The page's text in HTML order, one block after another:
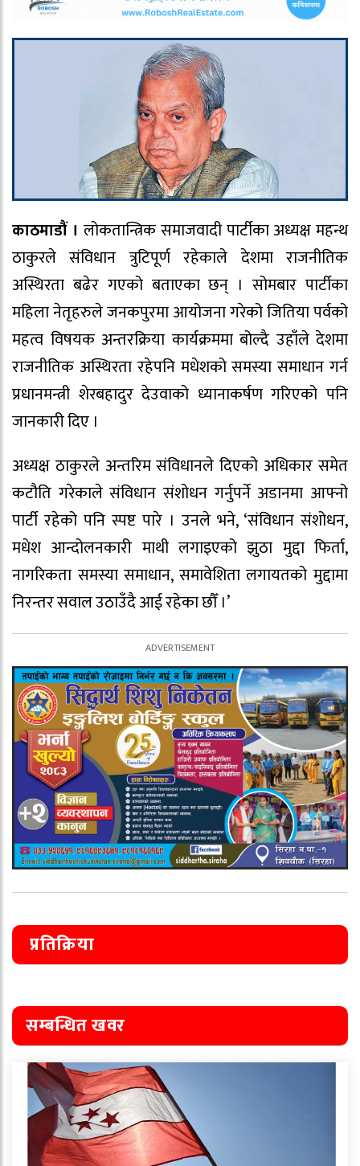
काठमाडौं ।लोकतान्त्रिक समाजवादी पार्टीका अध्यक्ष महन्थ
ठाकुरले संविधान त्रुटिपूर्ण रहेकाले देशमा राजनीतिक
अस्थिरता बढेर गएको बताएका छन् । सोमबार पार्टीका
महिला नेतृहरुले जनकपुरमा आयोजना गरेको जितिया पर्वको
महत्व विषयक अन्तरक्रिया कार्यक्रममा बोल्दै उहाँले देशमा
राजनीतिक अस्थिरता रहेपनि मधेशको समस्या समाधान गर्न
प्रधानमन्त्री शेरबहादुर देउवाको ध्यानाकर्षण गरिएको पनि
जानकारी दिए ।
अध्यक्ष ठाकुरले अन्तरिम संविधानले दिएको अधिकार समेत
कटौति गरेकाले संविधान संशोधन गर्नुपर्ने अडानमा आफ्नो
पार्टी रहेको पनि स्पष्ट पारे । उनले भने, ‘संविधान संशोधन,
मधेश आन्दोलनकारी माथी लगाइएको झुठा मुद्दा फिर्ता,
नागरिकता समस्या समाधान, समावेशिता लगायतको मुद्दामा
निरन्तर सवाल उठाउँदै आई रहेका छौँ ।’
प्रतिक्रिया
सम्बन्धित खवर